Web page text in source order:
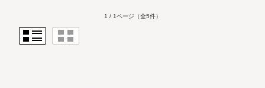
1 / 1ページ （全5件）